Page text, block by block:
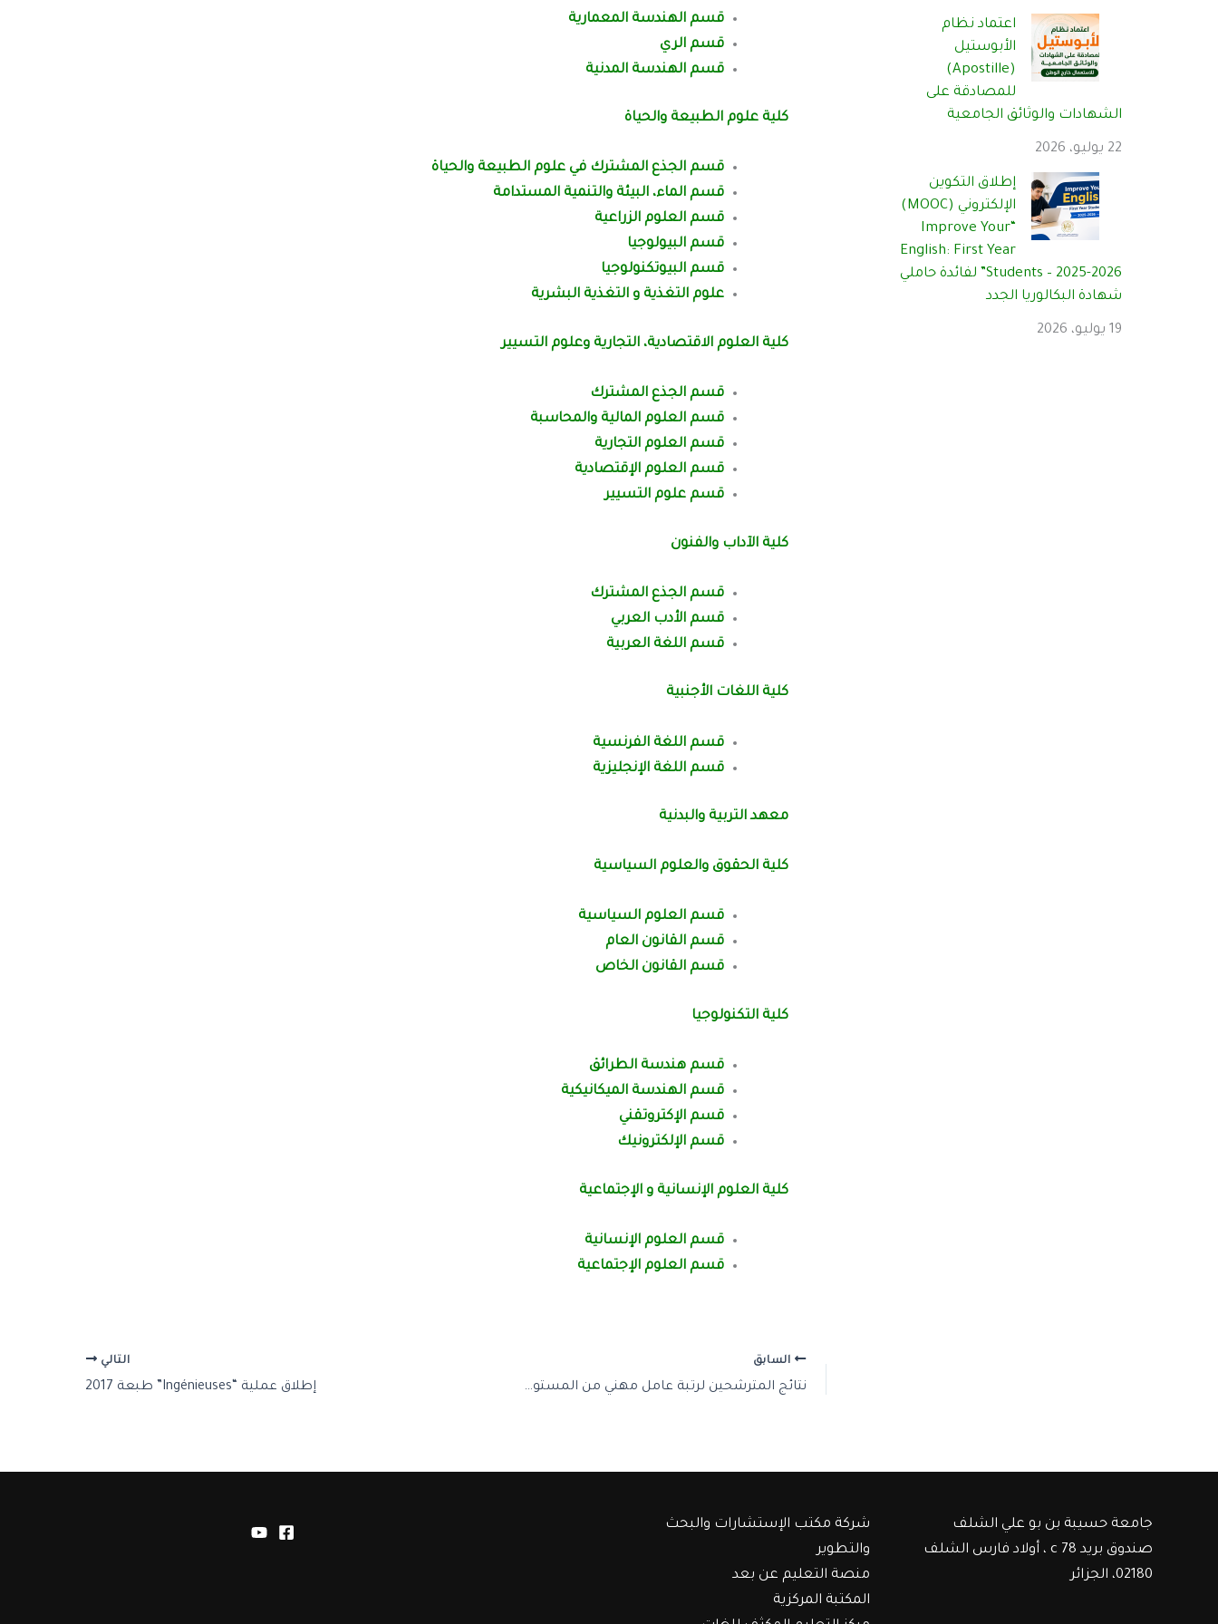
اعتماد نظام
الأبوستيل
(Apostille)
للمصادقة على
الشهادات والوثائق الجامعية
22 يوليو، 2026
إطلاق التكوين
الإلكتروني (MOOC)
“Improve Your
English: First Year
Students – 2025-2026” لفائدة حاملي
شهادة البكالوريا الجدد
19 يوليو، 2026
قسم الهندسة المعمارية
قسم الري
قسم الهندسة المدنية
كلية علوم الطبيعة والحياة
قسم الجذع المشترك في علوم الطبيعة والحياة
قسم الماء، البيئة والتنمية المستدامة
قسم العلوم الزراعية
قسم البيولوجيا
قسم البيوتكنولوجيا
علوم التغذية و التغذية البشرية
كلية العلوم الاقتصادية، التجارية وعلوم التسيير
قسم الجذع المشترك
قسم العلوم المالية والمحاسبة
قسم العلوم التجارية
قسم العلوم الإقتصادية
قسم علوم التسيير
كلية الآداب والفنون
قسم الجذع المشترك
قسم الأدب العربي
قسم اللغة العربية
كلية اللغات الأجنبية
قسم اللغة الفرنسية
قسم اللغة الإنجليزية
معهد التربية والبدنية
كلية الحقوق والعلوم السياسية
قسم العلوم السياسية
قسم القانون العام
قسم القانون الخاص
كلية التكنولوجيا
قسم هندسة الطرائق
قسم الهندسة الميكانيكية
قسم الإكتروتقني
قسم الإلكترونيك
كلية العلوم الإنسانية و الإجتماعية
قسم العلوم الإنسانية
قسم العلوم الإجتماعية
السابق
نتائج المترشحين لرتبة عامل مهني من المستوى الأول
التالي
إطلاق عملية “Ingénieuses” طبعة 2017
جامعة حسيبة بن بو علي الشلف
صندوق بريد c 78 ، أولاد فارس الشلف
02180، الجزائر
شركة مكتب الإستشارات والبحث
والتطوير
منصة التعليم عن بعد
المكتبة المركزية